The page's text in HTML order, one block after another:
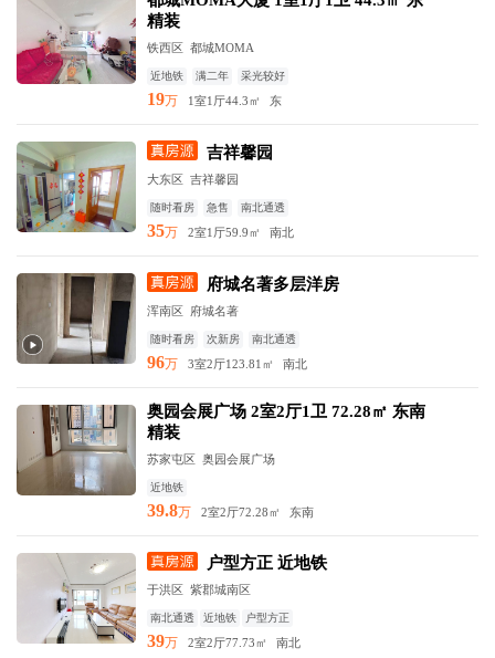
精装
铁西区 都城MOMA
近地铁 满二年 采光较好
19万 1室1厅44.3㎡ 东
吉祥馨园
大东区 吉祥馨园
随时看房 急售 南北通透
35万 2室1厅59.9㎡ 南北
府城名著多层洋房
浑南区 府城名著
随时看房 次新房 南北通透
96万 3室2厅123.81㎡ 南北
奥园会展广场 2室2厅1卫 72.28㎡ 东南
精装
苏家屯区 奥园会展广场
近地铁
39.8万 2室2厅72.28㎡ 东南
户型方正 近地铁
于洪区 紫郡城南区
南北通透 近地铁 户型方正
39万 2室2厅77.73㎡ 南北